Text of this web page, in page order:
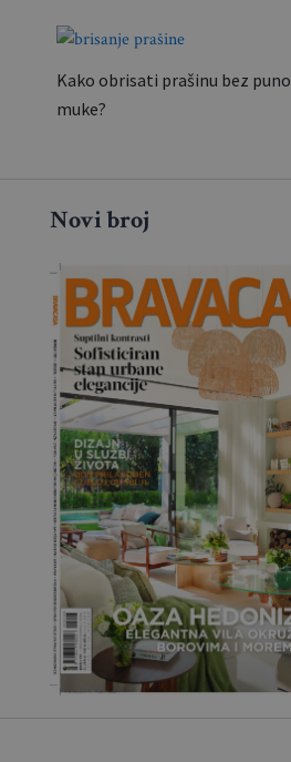
Kako obrisati prašinu bez puno
muke?
Novi broj